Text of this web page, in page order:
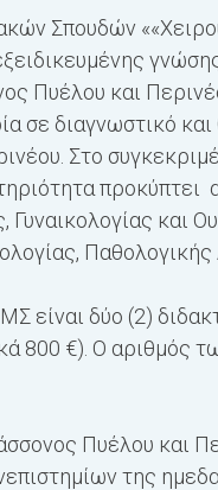
Σπουδών
Πυέλου και
σε διαγνωστικό
Στο
Γυναικολογίας
είναι δύο (2)
800 €). Ο αριθμός
Πυέλου και
της